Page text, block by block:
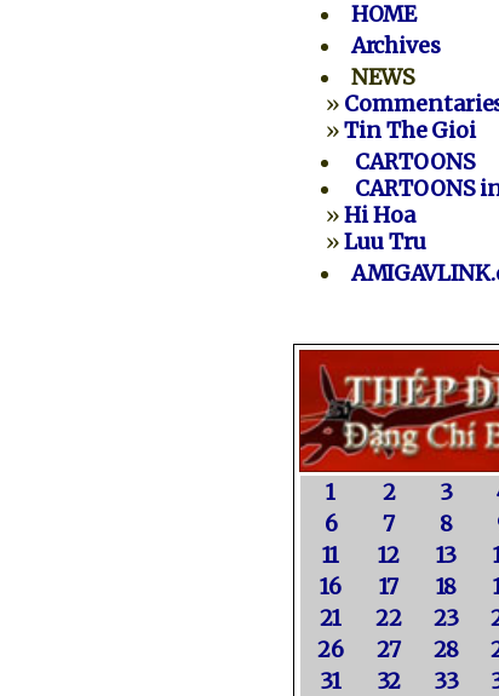
HOME
Archives
NEWS
»
»Tin The Gioi
CARTOONS
CARTOONS
»Hi Hoa
»Luu Tru
1 2 3
6
7 8
11
12 13
16
17 18
21
22 23
26
27 28
31
32 33